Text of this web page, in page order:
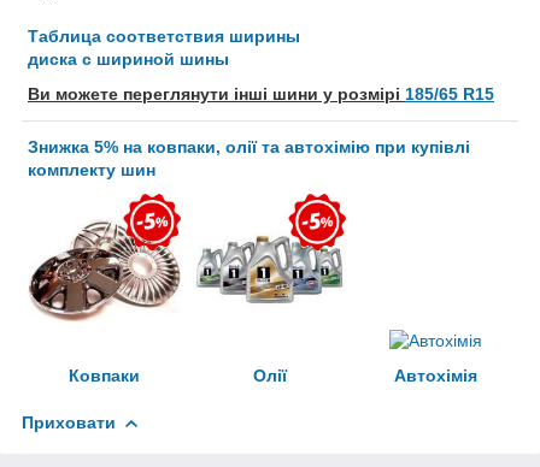
Таблица соответствия ширины
диска с шириной шины
Ви можете переглянути інші шини у розмірі 185/65 R15
Знижка 5% на ковпаки, олії та автохімію при купівлі
комплекту шин
Ковпаки Олії Автохімія
Приховати